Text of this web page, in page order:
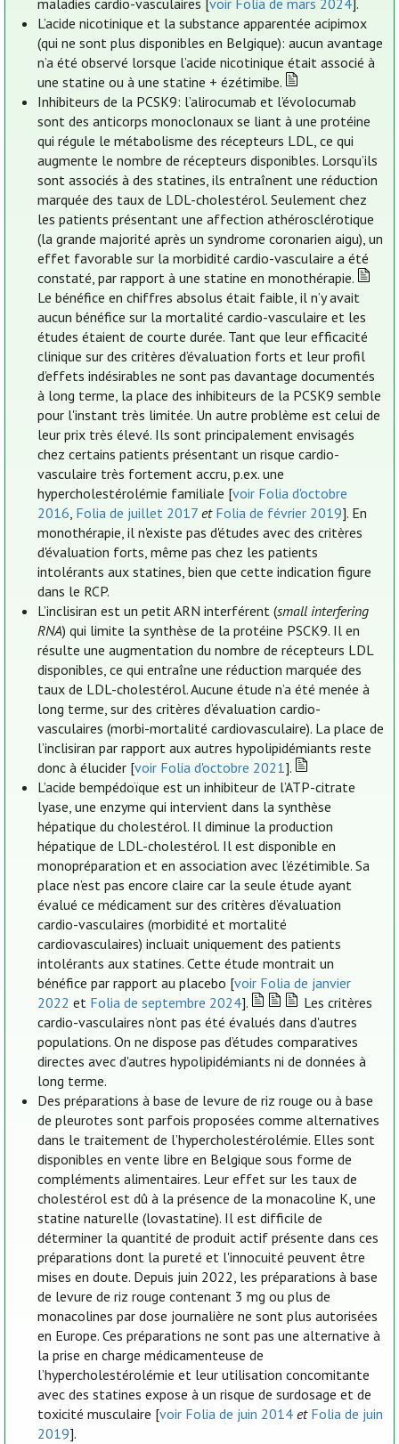
maladies cardio-vasculaires [voir Folia de mars 2024 ].
L’acide nicotinique et la substance apparentée acipimox
(qui ne sont plus disponibles en Belgique): aucun avantage
n’a été observé lorsque l’acide nicotinique était associé à
une statine ou à une statine + ézétimibe.
Inhibiteurs de la PCSK9: l’alirocumab et l’évolocumab
sont des anticorps monoclonaux se liant à une protéine
qui régule le métabolisme des récepteurs LDL, ce qui
augmente le nombre de récepteurs disponibles. Lorsqu’ils
sont associés à des statines, ils entraînent une réduction
marquée des taux de LDL-cholestérol. Seulement chez
les patients présentant une affection athérosclérotique
(la grande majorité après un syndrome coronarien aigu), un
effet favorable sur la morbidité cardio-vasculaire a été
constaté, par rapport à une statine en monothérapie.
Le bénéfice en chiffres absolus était faible, il n’y avait
aucun bénéfice sur la mortalité cardio-vasculaire et les
études étaient de courte durée. Tant que leur efficacité
clinique sur des critères d’évaluation forts et leur profil
d’effets indésirables ne sont pas davantage documentés
à long terme, la place des inhibiteurs de la PCSK9 semble
pour l'instant très limitée. Un autre problème est celui de
leur prix très élevé. Ils sont principalement envisagés
chez certains patients présentant un risque cardio-
vasculaire très fortement accru, p.ex. une
hypercholestérolémie familiale [voir Folia d'octobre
2016, Folia de juillet 2017 et Folia de février 2019]. En
monothérapie, il n'existe pas d'études avec des critères
d'évaluation forts, même pas chez les patients
intolérants aux statines, bien que cette indication figure
dans le RCP.
L’inclisiran est un petit ARN interférent (small interfering
RNA) qui limite la synthèse de la protéine PSCK9. Il en
résulte une augmentation du nombre de récepteurs LDL
disponibles, ce qui entraîne une réduction marquée des
taux de LDL-cholestérol. Aucune étude n’a été menée à
long terme, sur des critères d’évaluation cardio-
vasculaires (morbi-mortalité cardiovasculaire). La place de
l’inclisiran par rapport aux autres hypolipidémiants reste
donc à élucider [voir Folia d'octobre 2021].
L’acide bempédoïque est un inhibiteur de l’ATP-citrate
lyase, une enzyme qui intervient dans la synthèse
hépatique du cholestérol. Il diminue la production
hépatique de LDL-cholestérol. Il est disponible en
monopréparation et en association avec l’ézétimible. Sa
place n’est pas encore claire car la seule étude ayant
évalué ce médicament sur des critères d’évaluation
cardio-vasculaires (morbidité et mortalité
cardiovasculaires) incluait uniquement des patients
intolérants aux statines. Cette étude montrait un
bénéfice par rapport au placebo [voir Folia de janvier
2022 et Folia de septembre 2024].
Les critères
cardio-vasculaires n’ont pas été évalués dans d'autres
populations. On ne dispose pas d’études comparatives
directes avec d'autres hypolipidémiants ni de données à
long terme.
Des préparations à base de levure de riz rouge ou à base
de pleurotes sont parfois proposées comme alternatives
dans le traitement de l’hypercholestérolémie. Elles sont
disponibles en vente libre en Belgique sous forme de
compléments alimentaires. Leur effet sur les taux de
cholestérol est dû à la présence de la monacoline K, une
statine naturelle (lovastatine). Il est difficile de
déterminer la quantité de produit actif présente dans ces
préparations dont la pureté et l'innocuité peuvent être
mises en doute. Depuis juin 2022, les préparations à base
de levure de riz rouge contenant 3 mg ou plus de
monacolines par dose journalière ne sont plus autorisées
en Europe. Ces préparations ne sont pas une alternative à
la prise en charge médicamenteuse de
l’hypercholestérolémie et leur utilisation concomitante
avec des statines expose à un risque de surdosage et de
toxicité musculaire [voir Folia de juin 2014 et Folia de juin
2019].